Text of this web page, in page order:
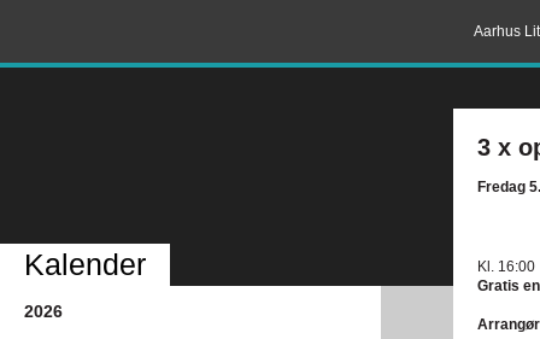
Aarhus
3 x
Fredag
Kl. 16:00
Gratis
Kalender
2026